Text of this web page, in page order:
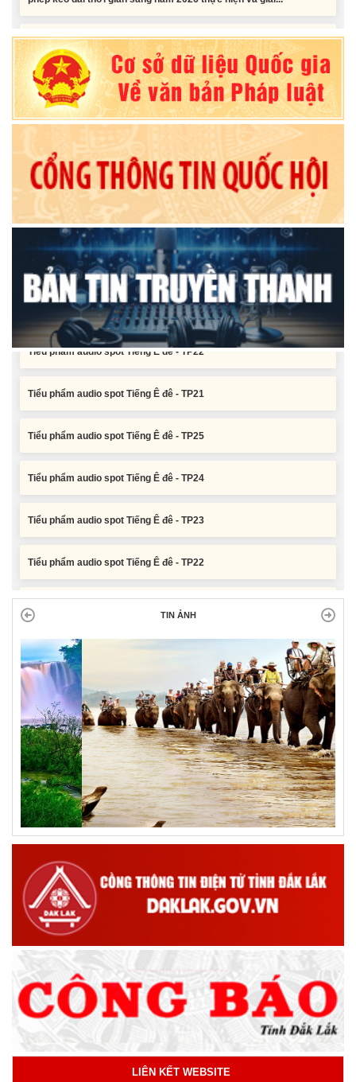
Nghị quyết Về chất vấn tại Kỳ họp thứ Hai, Hội đồng nhân dân tỉnh
Đắk Lắk khóa XI, nhiệm kỳ 2026 - 2031
Nghị quyết Xác nhận kết quả bầu Ủy viên Ủy ban nhân dân tỉnh
Đắk Lắk khoá XI, nhiệm kỳ 2026 - 2031
Tiểu phẩm audio spot Tiếng Ê đê - TP25
Tiểu phẩm audio spot Tiếng Ê đê - TP24
Tiểu phẩm audio spot Tiếng Ê đê - TP23
Tiểu phẩm audio spot Tiếng Ê đê - TP22
Tiểu phẩm audio spot Tiếng Ê đê - TP21
Tiểu phẩm audio spot Tiếng Ê đê - TP25
Tiểu phẩm audio spot Tiếng Ê đê - TP24
Tiểu phẩm audio spot Tiếng Ê đê - TP23
Tiểu phẩm audio spot Tiếng Ê đê - TP22
Tiểu phẩm audio spot Tiếng Ê đê - TP21
TIN ẢNH
LIÊN KẾT WEBSITE